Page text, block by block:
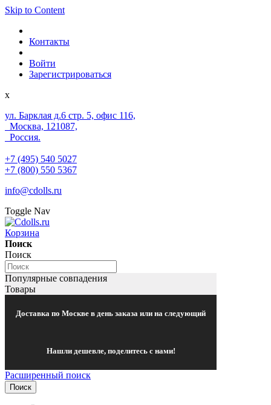
Skip to Content
Контакты
Войти
Зарегистрироваться
x
ул. Барклая д.6 стр. 5, офис 116,
Москва, 121087,
Россия.
+7 (495) 540 5027
+7 (800) 550 5367
info@cdolls.ru
Toggle Nav
Корзина
Поиск
Поиск
Популярные совпадения
Товары
Доставка по Москве в день заказа или на следующий
Нашли дешевле, поделитесь с нами!
Расширенный поиск
Поиск